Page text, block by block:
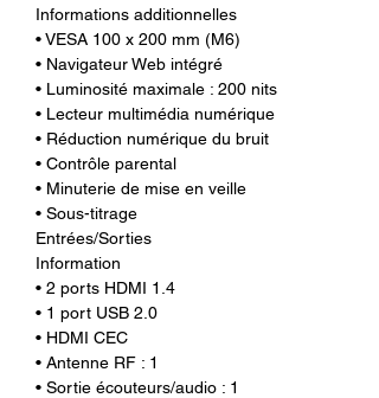
Informations additionnelles
• VESA 100 x 200 mm (M6)
• Navigateur Web intégré
• Luminosité maximale : 200 nits
• Lecteur multimédia numérique
• Réduction numérique du bruit
• Contrôle parental
• Minuterie de mise en veille
• Sous-titrage
Entrées/Sorties
Information
• 2 ports HDMI 1.4
• 1 port USB 2.0
• HDMI CEC
• Antenne RF : 1
• Sortie écouteurs/audio : 1